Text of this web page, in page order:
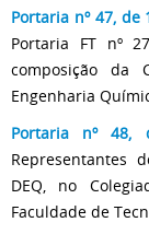
Portaria nº 47, de
Portaria FT nº
composição da
Engenharia
Portaria nº
Representantes
DEQ, no
Faculdade de